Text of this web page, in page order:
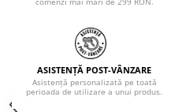
ASISTENȚĂ POST-VÂNZARE
Asistență personalizată pe toată
perioada de utilizare a unui produs.